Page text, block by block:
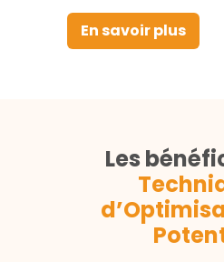
En savoir plus
Les